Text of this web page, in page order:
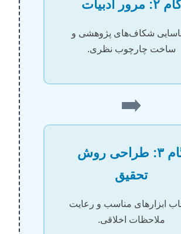
گام ۲: مرور ادبیات
شکاف‌های پژوهشی و
ساخت چارچوب نظری.
➡️
گام ۳: طراحی روش
تحقیق
ابزارهای مناسب و رعایت
ملاحظات اخلاقی.